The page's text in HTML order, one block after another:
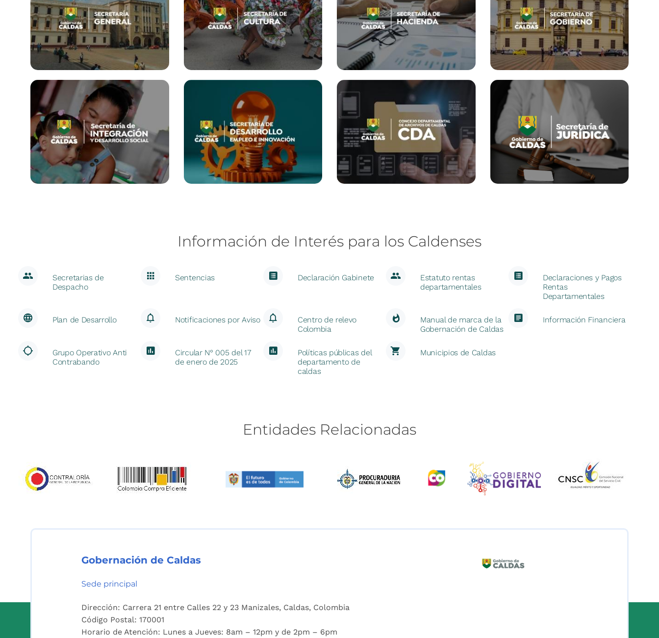
Información de Interés para los Caldenses
Secretarias de
Despacho
Sentencias Declaración Gabinete
Estatuto rentas
departamentales
Declaraciones y Pagos
Rentas
Departamentales
Plan de Desarrollo Notificaciones por Aviso
Centro de relevo
Colombia
Manual de marca de la
Gobernación de Caldas
Información Financiera
Grupo Operativo Anti
Contrabando
Circular N° 005 del 17
de enero de 2025
Políticas públicas del
departamento de
caldas
Municipios de Caldas
Entidades Relacionadas
Gobernación de Caldas
Sede principal
Dirección: Carrera 21 entre Calles 22 y 23 Manizales, Caldas, Colombia
Código Postal: 170001
Horario de Atención: Lunes a Jueves: 8am – 12pm y de 2pm – 6pm